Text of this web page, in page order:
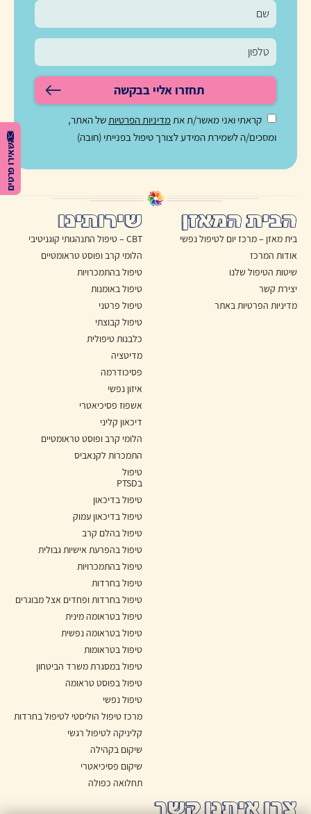
השאירו פרטים
תחזרו אליי בבקשה
קראתי ואני מאשר/ת את מדיניות הפרטיות של האתר,
ומסכים/ה לשמירת המידע לצורך טיפול בפנייתי (חובה)
הבית המאזן
בית מאזן – מרכז יום לטיפול נפשי
אודות המרכז
שיטות הטיפול שלנו
יצירת קשר
מדיניות הפרטיות באתר
שירותינו
CBT – טיפול התנהגותי קוגניטיבי
הלומי קרב ופוסט טראומטיים
טיפול בהתמכרויות
טיפול באומנות
טיפול פרטני
טיפול קבוצתי
כלבנות טיפולית
מדיטציה
פסיכודרמה
איזון נפשי
אשפוז פסיכיאטרי
דיכאון קליני
הלומי קרב ופוסט טראומטיים
התמכרות לקנאביס
טיפול
בPTSD
טיפול בדיכאון
טיפול בדיכאון עמוק
טיפול בהלם קרב
טיפול בהפרעת אישיות גבולית
טיפול בהתמכרויות
טיפול בחרדות
טיפול בחרדות ופחדים אצל מבוגרים
טיפול בטראומה מינית
טיפול בטראומה נפשית
טיפול בטראומות
טיפול במסגרת משרד הביטחון
טיפול בפוסט טראומה
טיפול נפשי
מרכז טיפול הוליסטי לטיפול בחרדות
קליניקה לטיפול רגשי
שיקום בקהילה
שיקום פסיכיאטרי
תחלואה כפולה
צרו איתנו קשר